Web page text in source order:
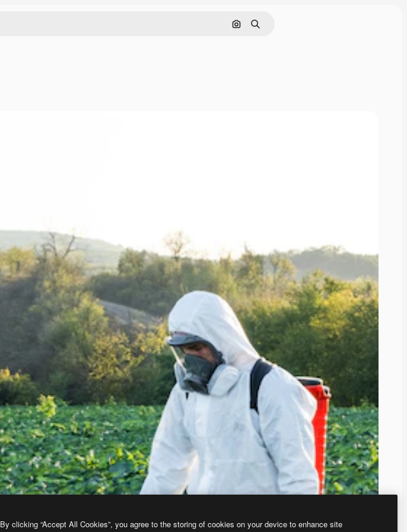
画像で検索
検索
By clicking “Accept All Cookies”, you agree to the storing of cookies on your device to enhance site